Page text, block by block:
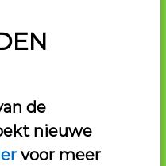
de
nieuwe
voor meer